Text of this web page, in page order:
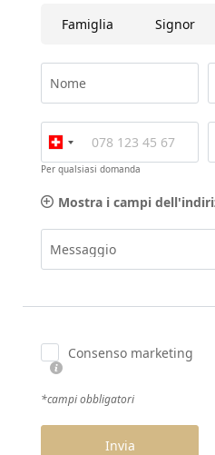
Famiglia Signor
Nome
Per qualsiasi domanda
Mostra i campi
Messaggio
Consenso marketing
*campi obbligatori
Invia